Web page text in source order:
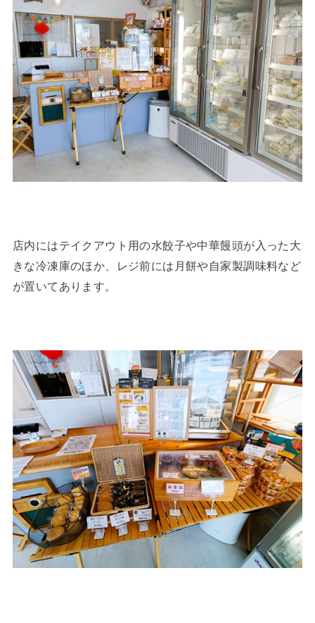
店内にはテイクアウト用の水餃子や中華饅頭が入った大
きな冷凍庫のほか、レジ前には月餅や自家製調味料など
が置いてあります。